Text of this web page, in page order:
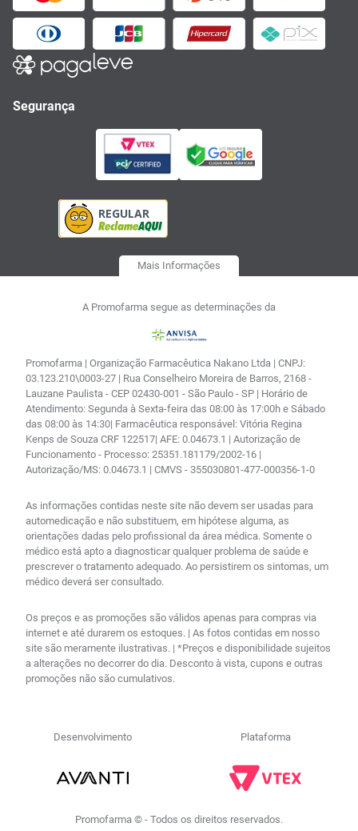
Segurança
Mais Informações
A Promofarma segue as determinações da
Promofarma | Organização Farmacêutica Nakano Ltda | CNPJ:
03.123.210\0003-27 | Rua Conselheiro Moreira de Barros, 2168 -
Lauzane Paulista - CEP 02430-001 - São Paulo - SP | Horário de
Atendimento: Segunda à Sexta-feira das 08:00 às 17:00h e Sábado
das 08:00 às 14:30| Farmacêutica responsável: Vitória Regina
Kenps de Souza CRF 122517| AFE: 0.04673.1 | Autorização de
Funcionamento - Processo: 25351.181179/2002-16 |
Autorização/MS: 0.04673.1 | CMVS - 355030801-477-000356-1-0
As informações contidas neste site não devem ser usadas para
automedicação e não substituem, em hipótese alguma, as
orientações dadas pelo profissional da área médica. Somente o
médico está apto a diagnosticar qualquer problema de saúde e
prescrever o tratamento adequado. Ao persistirem os sintomas, um
médico deverá ser consultado.
Os preços e as promoções são válidos apenas para compras via
internet e até durarem os estoques. | As fotos contidas em nosso
site são meramente ilustrativas. | *Preços e disponibilidade sujeitos
a alterações no decorrer do dia. Desconto à vista, cupons e outras
promoções não são cumulativos.
Desenvolvimento Plataforma
Promofarma © - Todos os direitos reservados.